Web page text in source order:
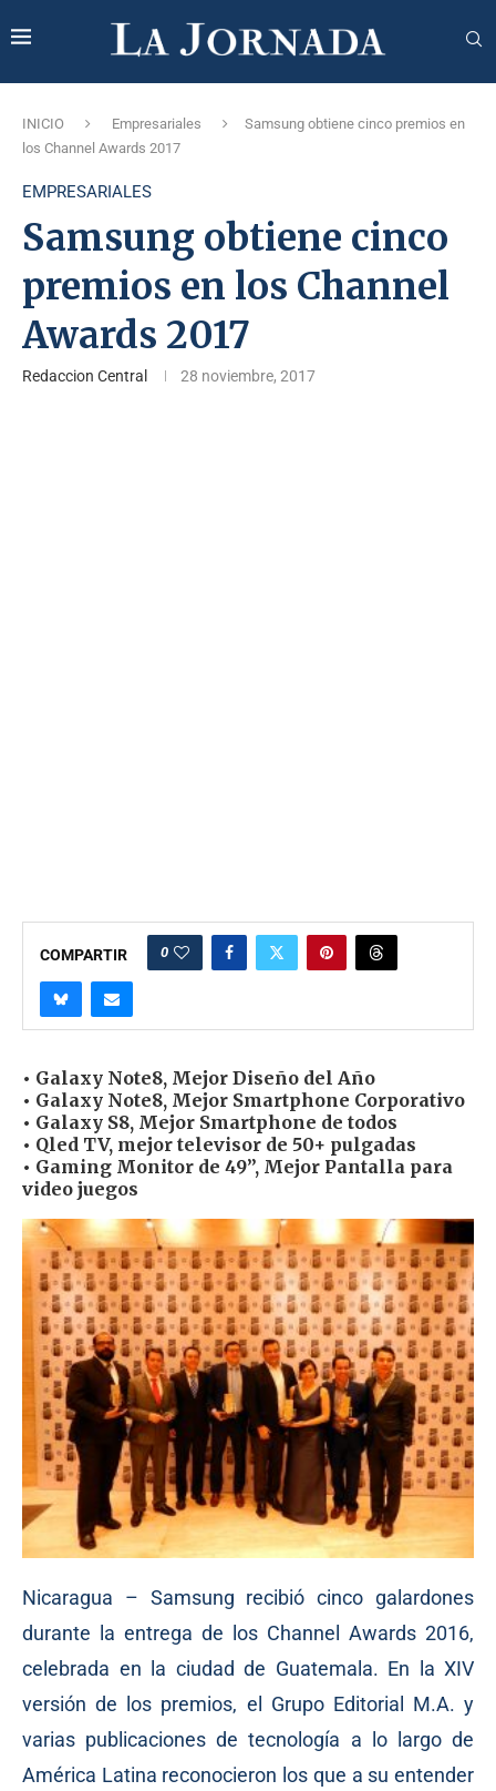
INICIO Empresariales
Samsung obtiene cinco premios en
los Channel Awards 2017
EMPRESARIALES
Samsung obtiene cinco
premios en los Channel
Awards 2017
Redaccion Central 28 noviembre, 2017
COMPARTIR 0
• Galaxy Note8, Mejor Diseño del Año
• Galaxy Note8, Mejor Smartphone Corporativo
• Galaxy S8, Mejor Smartphone de todos
• Qled TV, mejor televisor de 50+ pulgadas
• Gaming Monitor de 49”, Mejor Pantalla para
video juegos
Nicaragua – Samsung recibió cinco galardones
durante la entrega de los Channel Awards 2016,
celebrada en la ciudad de Guatemala. En la XIV
versión de los premios, el Grupo Editorial M.A. y
varias publicaciones de tecnología a lo largo de
América Latina reconocieron los que a su entender